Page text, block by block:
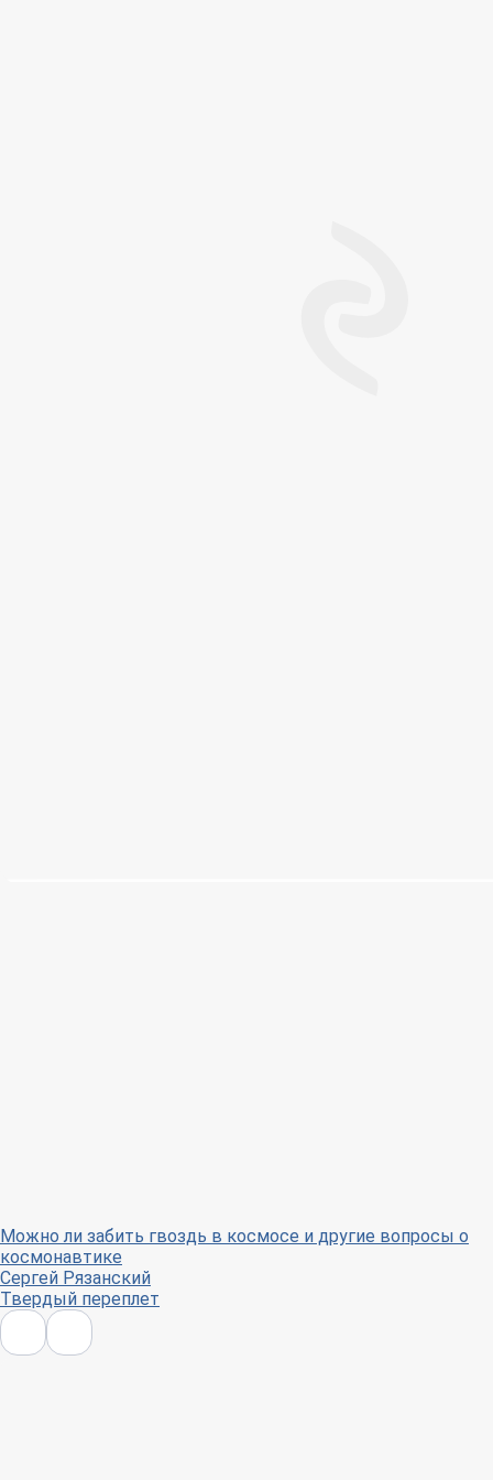
Можно ли забить гвоздь в космосе и другие вопросы о
космонавтике
Сергей Рязанский
Твердый переплет